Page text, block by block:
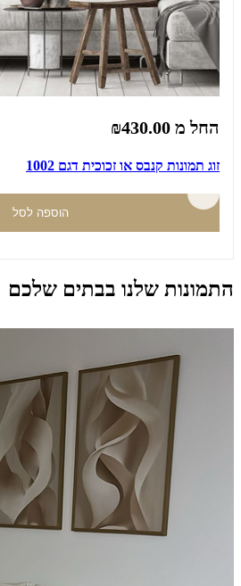
החל מ ₪430.00
זוג תמונות קנבס או זכוכית דגם 1002
הוספה לסל
התמונות שלנו בבתים שלכם